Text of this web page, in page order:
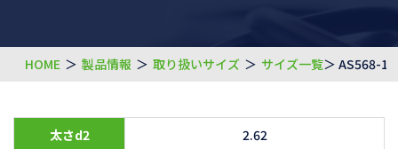
HOME ＞ 製品情報 ＞ 取り扱いサイズ ＞ サイズ一覧＞ AS568-
太さd2
2.62